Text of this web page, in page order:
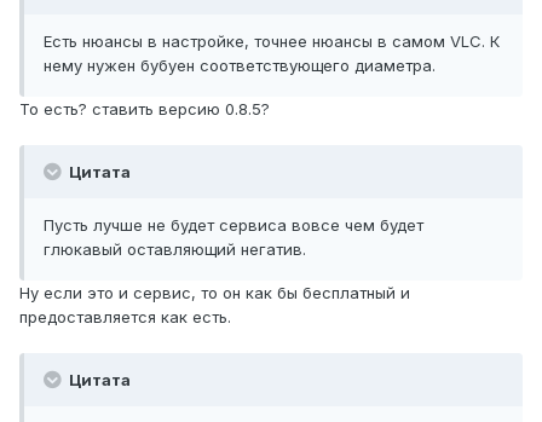
Есть нюансы в настройке, точнее нюансы в самом VLC. К
нему нужен бубуен соответствующего диаметра.
То есть? ставить версию 0.8.5?
Цитата
Пусть лучше не будет сервиса вовсе чем будет
глюкавый оставляющий негатив.
Ну если это и сервис, то он как бы бесплатный и
предоставляется как есть.
Цитата